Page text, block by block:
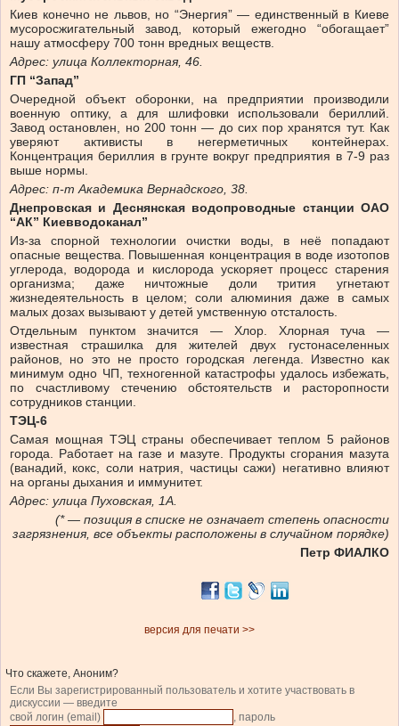
Киев конечно не львов, но “Энергия” — единственный в Киеве
мусоросжигательный завод, который ежегодно “обогащает”
нашу атмосферу 700 тонн вредных веществ.
Адрес: улица Коллекторная, 46.
ГП “Запад”
Очередной объект оборонки, на предприятии производили
военную оптику, а для шлифовки использовали бериллий.
Завод остановлен, но 200 тонн — до сих пор хранятся тут. Как
уверяют активисты в негерметичных контейнерах.
Концентрация бериллия в грунте вокруг предприятия в 7-9 раз
выше нормы.
Адрес: п-т Академика Вернадского, 38.
Днепровская и Деснянская водопроводные станции ОАО
“АК” Киевводоканал”
Из-за спорной технологии очистки воды, в неё попадают
опасные вещества. Повышенная концентрация в воде изотопов
углерода, водорода и кислорода ускоряет процесс старения
организма; даже ничтожные доли трития угнетают
жизнедеятельность в целом; соли алюминия даже в самых
малых дозах вызывают у детей умственную отсталость.
Отдельным пунктом значится — Хлор. Хлорная туча —
известная страшилка для жителей двух густонаселенных
районов, но это не просто городская легенда. Известно как
минимум одно ЧП, техногенной катастрофы удалось избежать,
по счастливому стечению обстоятельств и расторопности
сотрудников станции.
ТЭЦ-6
Самая мощная ТЭЦ страны обеспечивает теплом 5 районов
города. Работает на газе и мазуте. Продукты сгорания мазута
(ванадий, кокс, соли натрия, частицы сажи) негативно влияют
на органы дыхания и иммунитет.
Адрес: улица Пуховская, 1А.
(* — позиция в списке не означает степень опасности
загрязнения, все объекты расположены в случайном порядке)
Петр ФИАЛКО
версия для печати >>
Что скажете, Аноним?
Если Вы зарегистрированный пользователь и хотите участвовать в
дискуссии — введите
свой логин (email)
, пароль